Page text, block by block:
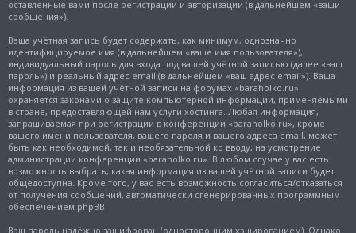
оставленные вами после регистрации и авторизации (в дальнейшем «ваши
сообщения»).
Ваша учётная запись будет содержать, как минимум, однозначно
идентифицируемое имя (в дальнейшем «ваше имя пользователя»),
индивидуальный пароль для входа под вашей учётной записью (далее «ваш
пароль») и реальный адрес email (в дальнейшем «ваш адрес email»). Ваша
информация из вашей учётной записи на форумах «baraholko.ru»
охраняется законами о защите компьютерной информации, применяемыми
в стране, предоставляющей нам услуги хостинга. Любая информация,
запрашиваемая при регистрации в конференции «baraholko.ru», кроме
вашего имени пользователя, вашего пароля и вашего адреса email, может
быть как необходимой, так и необязательной ко вводу, на усмотрение
администрации конференции «baraholko.ru». В любом случае у вас есть
возможность выбрать, какая информация из вашей учётной записи будет
общедоступна. Кроме того, у вас есть возможность согласиться/отказаться
от получения сообщений, автоматически сгенерированных программным
обеспечением phpBB.
Ваш пароль надёжно зашифрован (односторонним хэшированием). Однако